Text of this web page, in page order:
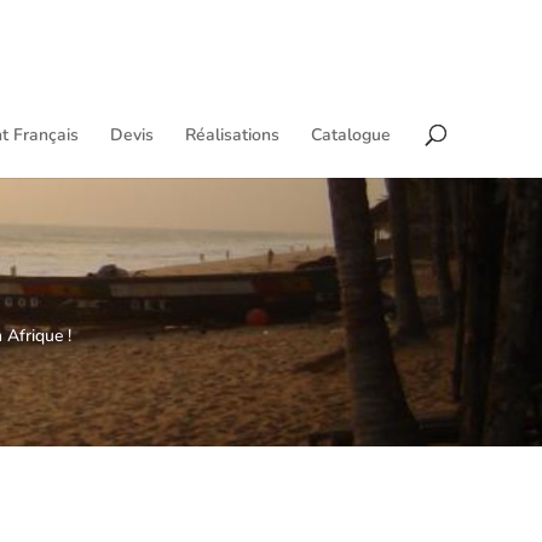
Français Devis Réalisations Catalogue
Afrique !